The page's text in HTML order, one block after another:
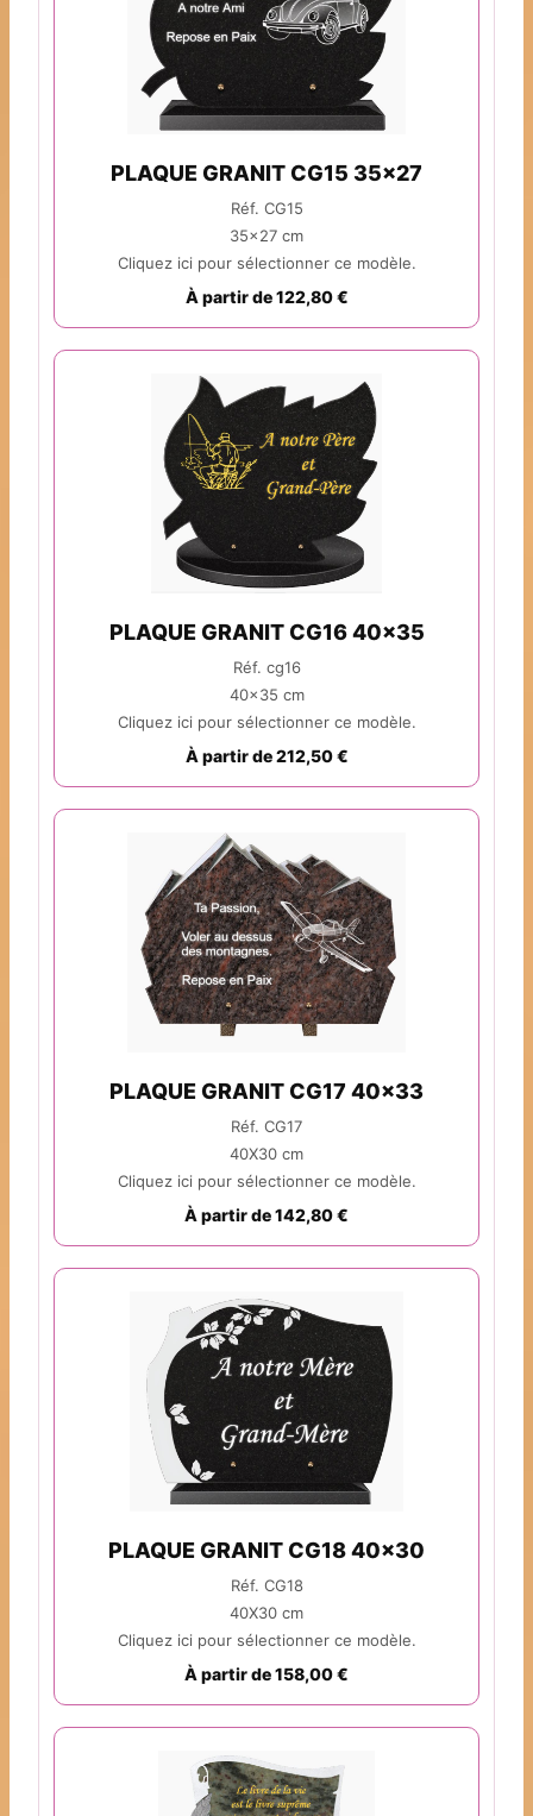
PLAQUE GRANIT CG15 35x27
Réf. CG15
35x27 cm
Cliquez ici pour sélectionner ce modèle.
À partir de 122,80 €
PLAQUE GRANIT CG16 40x35
Réf. cg16
40x35 cm
Cliquez ici pour sélectionner ce modèle.
À partir de 212,50 €
PLAQUE GRANIT CG17 40x33
Réf. CG17
40X30 cm
Cliquez ici pour sélectionner ce modèle.
À partir de 142,80 €
PLAQUE GRANIT CG18 40x30
Réf. CG18
40X30 cm
Cliquez ici pour sélectionner ce modèle.
À partir de 158,00 €